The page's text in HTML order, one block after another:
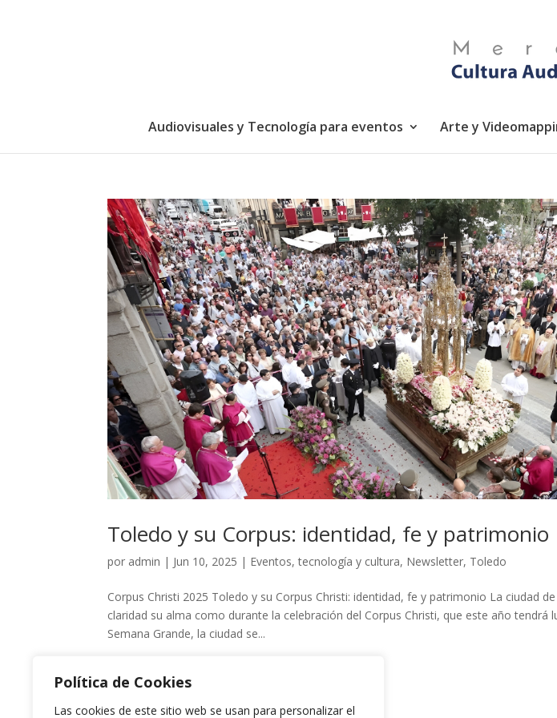
Política de Cookies
Las cookies de este sitio web se usan para personalizar el
Audiovisuales y Tecnología para eventos Arte y
Toledo y su Corpus: identidad, fe y patrimonio
por admin | Jun 10, 2025 | Eventos, tecnología y cultura, Newsletter, Toledo
Corpus Christi 2025 Toledo y su Corpus Christi: identidad, fe y patrimonio La ciudad
claridad su alma como durante la celebración del Corpus Christi, que este año tendrá
Semana Grande, la ciudad se...